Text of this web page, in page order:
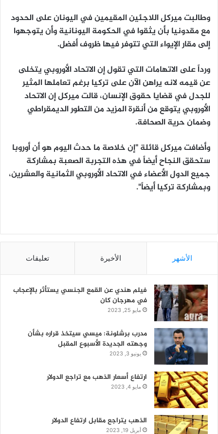
وطالبت ميركل اللاجئين المقيمين في اليونان على الحدود
مع مقدونيا بأن يثقوا في الحكومة اليونانية وأن يتوجهوا
إلى مقار الإيواء التي تتوفر فيها ظروف أفضل.
ورداً على الاتهامات التي تقول إن الاتحاد الأوروبي يتخلى
عن قيمه لانه يراهن الآن على تركيا برغم تعاملها المثير
للجدل في قضايا حقوق الإنسان، قالت ميركل إن الاتحاد
الأوروبي يتوقع من أنقرة المزيد من التطور الديمقراطي
وضمان حرية الصحافة.
وأضافت ميركل قائلة "إن خلاصة ما حدث اليوم هو أن أوروبا
ستحقق النجاح أيضاً في هذه التجربة الصعبة بمشاركة
جميع الدول الأعضاء في الاتحاد الأوروبي الثمانية والعشرين،
وبمشاركة تركيا أيضاً".
الأشهر الأخيرة تعليقات
فيلم هندي عن القمع الجنسي يستأثر بالإعجاب
في مهرجان كان
مايو 25, 2023
مدرب برشلونة: ميسي سيتخذ قراره بشأن
وجهته الجديدة الأسبوع المقبل
يونيو 3, 2023
ارتفاع أسعار الذهب مع تراجع الدولار
مايو 4, 2023
الذهب يتراجع مقابل ارتفاع الدولار
أبريل 19, 2023